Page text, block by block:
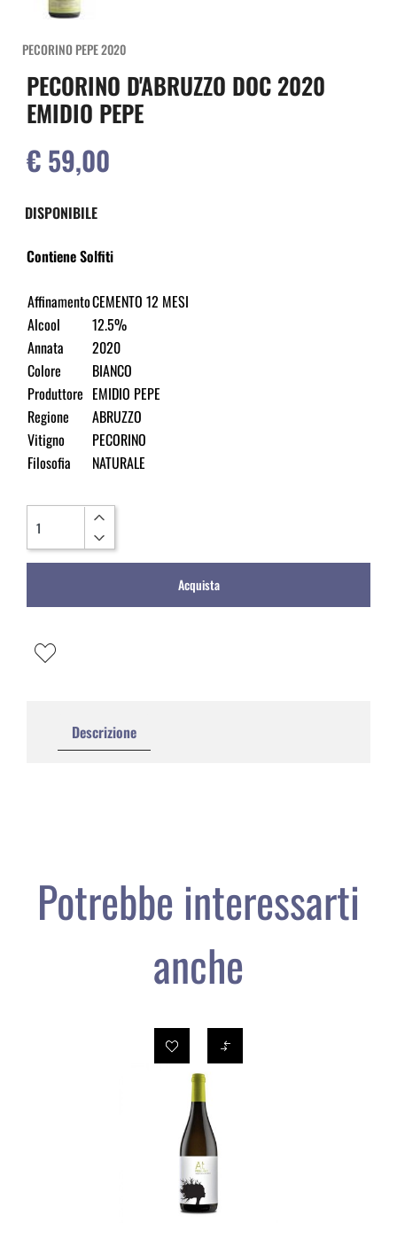
PECORINO PEPE 2020
PECORINO D'ABRUZZO DOC 2020
EMIDIO PEPE
€ 59,00
DISPONIBILE
Contiene Solfiti
AffinamentoCEMENTO 12 MESI
Alcool
12.5%
Annata
2020
Colore
BIANCO
Produttore EMIDIO PEPE
Regione
ABRUZZO
Vitigno
PECORINO
Filosofia
NATURALE
Acquista
Descrizione
Potrebbe interessarti
anche